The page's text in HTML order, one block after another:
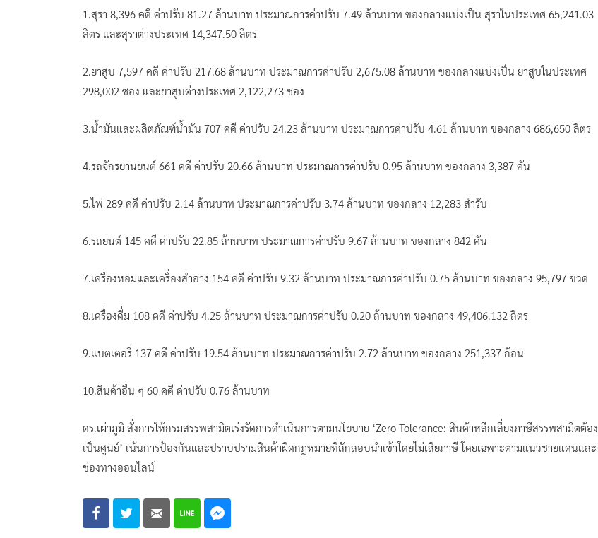
1.สุรา 8,396 คดี ค่าปรับ 81.27 ล้านบาท ประมาณการค่าปรับ 7.49 ล้านบาท ของกลางแบ่งเป็น สุราในประเทศ 65,241.03
ลิตร และสุราต่างประเทศ 14,347.50 ลิตร
2.ยาสูบ 7,597 คดี ค่าปรับ 217.68 ล้านบาท ประมาณการค่าปรับ 2,675.08 ล้านบาท ของกลางแบ่งเป็น ยาสูบในประเทศ
298,002 ซอง และยาสูบต่างประเทศ 2,122,273 ซอง
3.น้ำมันและผลิตภัณฑ์น้ำมัน 707 คดี ค่าปรับ 24.23 ล้านบาท ประมาณการค่าปรับ 4.61 ล้านบาท ของกลาง 686,650 ลิตร
4.รถจักรยานยนต์ 661 คดี ค่าปรับ 20.66 ล้านบาท ประมาณการค่าปรับ 0.95 ล้านบาท ของกลาง 3,387 คัน
5.ไพ่ 289 คดี ค่าปรับ 2.14 ล้านบาท ประมาณการค่าปรับ 3.74 ล้านบาท ของกลาง 12,283 สำรับ
6.รถยนต์ 145 คดี ค่าปรับ 22.85 ล้านบาท ประมาณการค่าปรับ 9.67 ล้านบาท ของกลาง 842 คัน
7.เครื่องหอมและเครื่องสำอาง 154 คดี ค่าปรับ 9.32 ล้านบาท ประมาณการค่าปรับ 0.75 ล้านบาท ของกลาง 95,797 ขวด
8.เครื่องดื่ม 108 คดี ค่าปรับ 4.25 ล้านบาท ประมาณการค่าปรับ 0.20 ล้านบาท ของกลาง 49,406.132 ลิตร
9.แบตเตอรี่ 137 คดี ค่าปรับ 19.54 ล้านบาท ประมาณการค่าปรับ 2.72 ล้านบาท ของกลาง 251,337 ก้อน
10.สินค้าอื่น ๆ 60 คดี ค่าปรับ 0.76 ล้านบาท
ดร.เผ่าภูมิ สั่งการให้กรมสรรพสามิตเร่งรัดการดำเนินการตามนโยบาย ‘Zero Tolerance: สินค้าหลีกเลี่ยงภาษีสรรพสามิตต้อง
เป็นศูนย์’ เน้นการป้องกันและปราบปรามสินค้าผิดกฎหมายที่ลักลอบนำเข้าโดยไม่เสียภาษี โดยเฉพาะตามแนวชายแดนและ
ช่องทางออนไลน์